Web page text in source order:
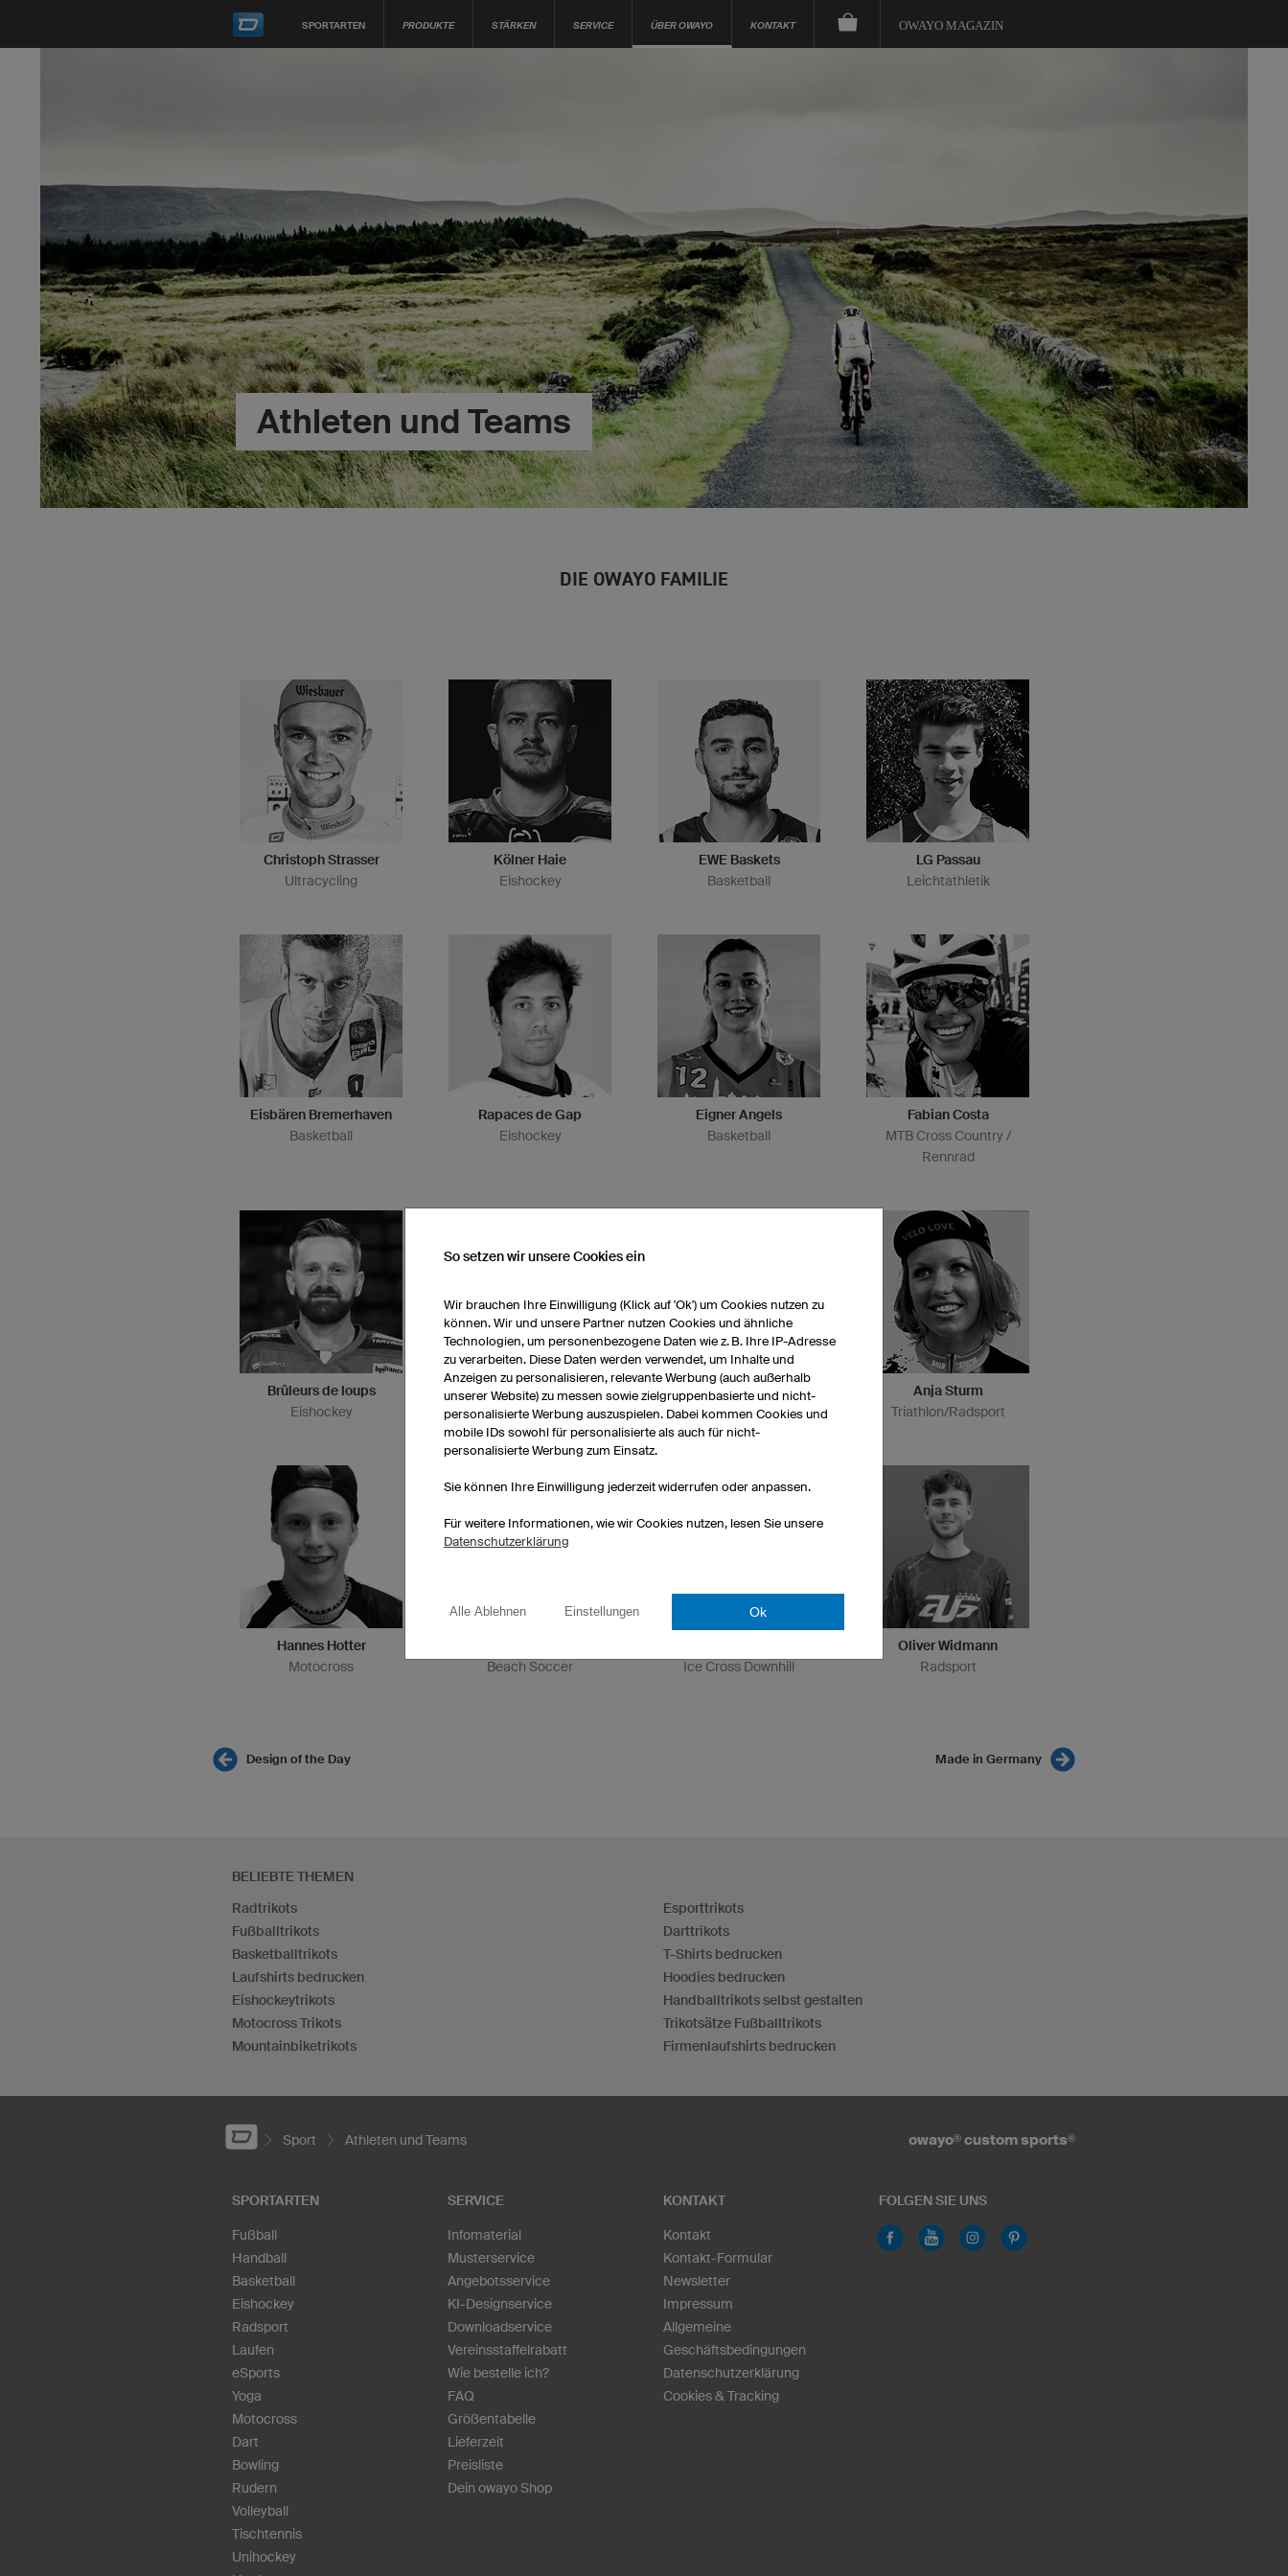
SPORTARTEN PRODUKTE STÄRKEN SERVICE ÜBER OWAYO KONTAKT OWAYO MAGAZIN
Athleten und Teams
DIE OWAYO FAMILIE
Christoph Strasser
Ultracycling
Kölner Haie
Eishockey
EWE Baskets
Basketball
LG Passau
Leichtathletik
Eisbären Bremerhaven
Basketball
Rapaces de Gap
Eishockey
Eigner Angels
Basketball
Fabian Costa
MTB Cross Country /
Rennrad
Brûleurs de loups
Eishockey
Niners Chemnitz
Basketball
Nicole Reist
Ultracycling
Anja Sturm
Triathlon/Radsport
Hannes Hotter
Motocross
Beach Soccer
Ice Cross Downhill
Oliver Widmann
Radsport
Design of the Day Made in Germany
BELIEBTE THEMEN
Radtrikots
Fußballtrikots
Basketballtrikots
Laufshirts bedrucken
Eishockeytrikots
Motocross Trikots
Mountainbiketrikots
Esporttrikots
Darttrikots
T-Shirts bedrucken
Hoodies bedrucken
Handballtrikots selbst gestalten
Trikotsätze Fußballtrikots
Firmenlaufshirts bedrucken
Sport Athleten und Teams owayo® custom sports®
SPORTARTEN
Fußball
Handball
Basketball
Eishockey
Radsport
Laufen
eSports
Yoga
Motocross
Dart
Bowling
Rudern
Volleyball
Tischtennis
Unihockey
SERVICE
Infomaterial
Musterservice
Angebotsservice
KI-Designservice
Downloadservice
Vereinsstaffelrabatt
Wie bestelle ich?
FAQ
Größentabelle
Lieferzeit
Preisliste
Dein owayo Shop
KONTAKT
Kontakt
Kontakt-Formular
Newsletter
Impressum
Allgemeine
Geschäftsbedingungen
Datenschutzerklärung
Cookies & Tracking
FOLGEN SIE UNS
So setzen wir unsere Cookies ein
Wir brauchen Ihre Einwilligung (Klick auf 'Ok') um Cookies nutzen zu
können. Wir und unsere Partner nutzen Cookies und ähnliche
Technologien, um personenbezogene Daten wie z. B. Ihre IP-Adresse
zu verarbeiten. Diese Daten werden verwendet, um Inhalte und
Anzeigen zu personalisieren, relevante Werbung (auch außerhalb
unserer Website) zu messen sowie zielgruppenbasierte und nicht-
personalisierte Werbung auszuspielen. Dabei kommen Cookies und
mobile IDs sowohl für personalisierte als auch für nicht-
personalisierte Werbung zum Einsatz.
Sie können Ihre Einwilligung jederzeit widerrufen oder anpassen.
Für weitere Informationen, wie wir Cookies nutzen, lesen Sie unsere
Datenschutzerklärung
Alle Ablehnen Einstellungen Ok